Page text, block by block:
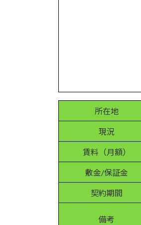
所在地
現況
賃料（月額）
敷金/保証金
契約期間
備考